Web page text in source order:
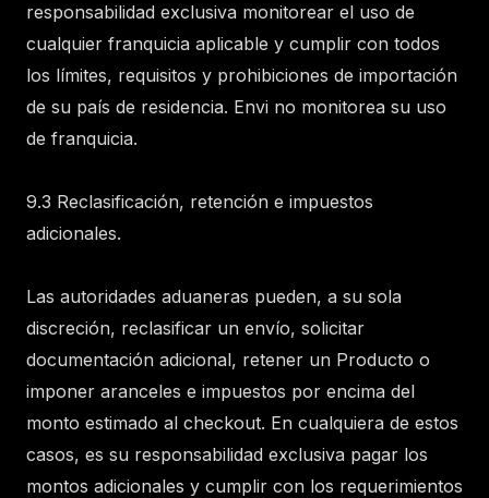
responsabilidad exclusiva monitorear el uso de
cualquier franquicia aplicable y cumplir con todos
los límites, requisitos y prohibiciones de importación
de su país de residencia. Envi no monitorea su uso
de franquicia.
9.3 Reclasificación, retención e impuestos
adicionales.
Las autoridades aduaneras pueden, a su sola
discreción, reclasificar un envío, solicitar
documentación adicional, retener un Producto o
imponer aranceles e impuestos por encima del
monto estimado al checkout. En cualquiera de estos
casos, es su responsabilidad exclusiva pagar los
montos adicionales y cumplir con los requerimientos